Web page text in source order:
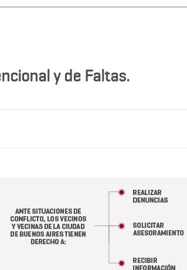
y de Faltas.